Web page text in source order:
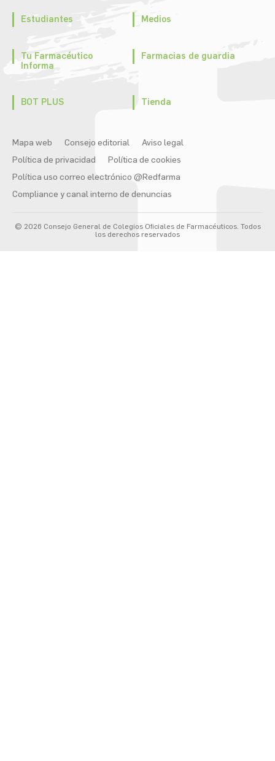
Estudiantes Medios
Tu Farmacéutico
Informa
Farmacias de guardia
BOT PLUS Tienda
Mapa web Consejo editorial
Aviso legal
Política de privacidad
Política de cookies
Política uso correo electrónico @Redfarma
Compliance y canal interno de denuncias
© 2026 Consejo General de Colegios Oficiales de Farmacéuticos. Todos
los derechos reservados